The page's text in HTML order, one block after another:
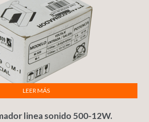
linea sonido 500-12W.
LEER MÁS